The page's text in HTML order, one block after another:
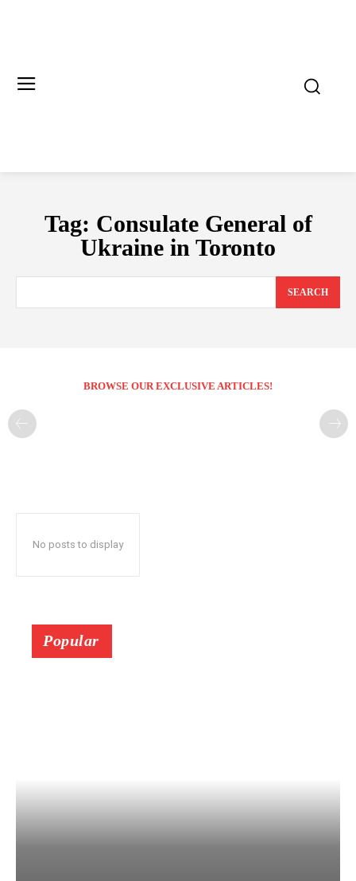
Tag: Consulate General of
Ukraine in Toronto
SEARCH
BROWSE OUR EXCLUSIVE ARTICLES!
No posts to display
Popular